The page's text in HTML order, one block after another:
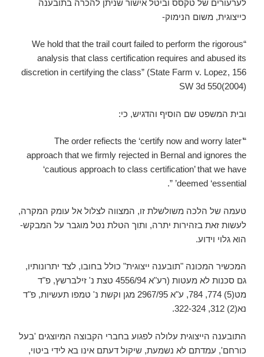
לערעורים של טקסס וביטל אישור שניתן להכרה בתובענה
כייצוגית, משום הנימוק-
“We hold that the trail court failed to perform the rigorous
analysis that class certification requires and abused its
discretion in certifying the class” (State Farm v. Lopez, 156
SW 3d 550(2004)
ובית המשפט שם הוסיף והדגיש, כי:
“The order refiects the ‘certify now and worry later’
approach that we firmly rejected in Bernal and ignores the
‘cautious approach to class certification’ that we have
deemed ‘essential’ ”.
טעמה של הלכה משולשלת זו, המצווה לצלול אל עומק המקרה,
לעשות זאת בזהירות יתרה, ותוך הטלת נטל מוגבר על המבקש-
הוא גלוי וידוע.
המכשיר המכונה "תובענה ייצוגית" כולל בחובו, לצד יתרונותיו,
גם סכנות לא מעטות (רע"א 4556/94 טצת נ' זילברשץ, פ"ד
מט(5) 774, 784, ע"א 2967/95 מגן וקשת נ' טמפו תעשיות, פ"ד
נא(2) 312, 322-324.
התובענה הייצוגית עלולה לפגוע בחברי הקבוצה המיוצגים 'בעל
כורחם', עמדתם לא נשמעת, שיקול דעתם אינו בא לידי ביטוי,